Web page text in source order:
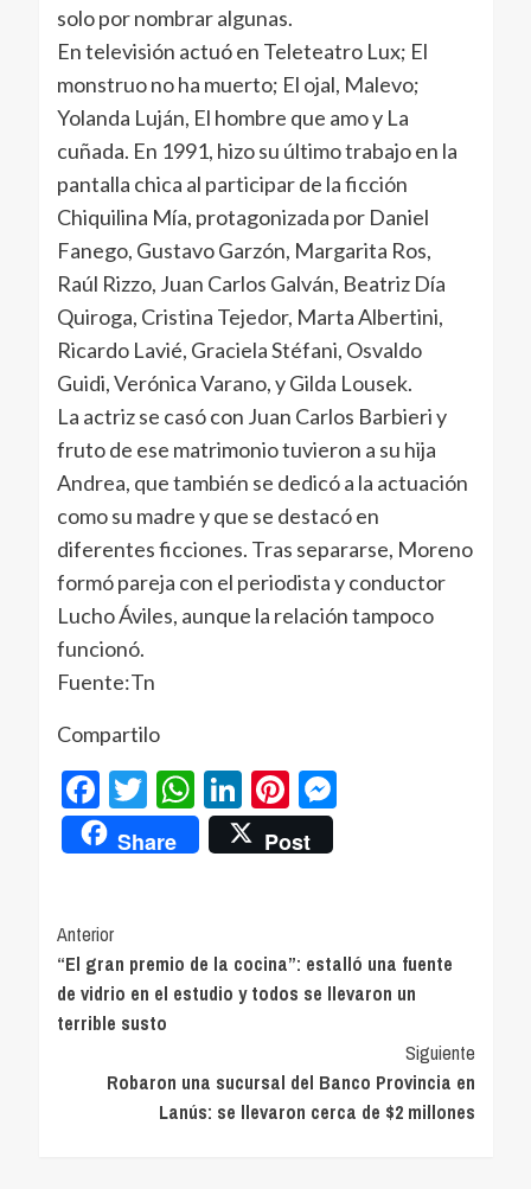
solo por nombrar algunas.
En televisión actuó en Teleteatro Lux; El
monstruo no ha muerto; El ojal, Malevo;
Yolanda Luján, El hombre que amo y La
cuñada. En 1991, hizo su último trabajo en la
pantalla chica al participar de la ficción
Chiquilina Mía, protagonizada por Daniel
Fanego, Gustavo Garzón, Margarita Ros,
Raúl Rizzo, Juan Carlos Galván, Beatriz Día
Quiroga, Cristina Tejedor, Marta Albertini,
Ricardo Lavié, Graciela Stéfani, Osvaldo
Guidi, Verónica Varano, y Gilda Lousek.
La actriz se casó con Juan Carlos Barbieri y
fruto de ese matrimonio tuvieron a su hija
Andrea, que también se dedicó a la actuación
como su madre y que se destacó en
diferentes ficciones. Tras separarse, Moreno
formó pareja con el periodista y conductor
Lucho Áviles, aunque la relación tampoco
funcionó.
Fuente:Tn
Compartilo
Facebook
Twitter
WhatsApp
LinkedIn
Pinterest
Messenger
Share Post
Navegación
de
entradas
Anterior
“El gran premio de la cocina”: estalló una fuente
de vidrio en el estudio y todos se llevaron un
terrible susto
Siguiente
Robaron una sucursal del Banco Provincia en
Lanús: se llevaron cerca de $2 millones